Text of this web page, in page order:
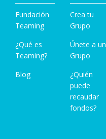
Fundación
Teaming
¿Qué es
Teaming?
Blog
Crea tu
Grupo
Únete a un
Grupo
¿Quién
puede
recaudar
fondos?